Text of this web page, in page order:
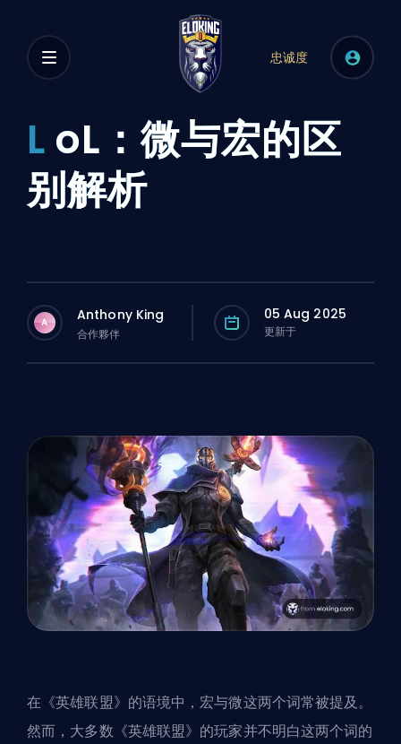
忠诚度
L oL：微与宏的区
别解析
A Anthony King
合作夥伴
05 Aug 2025
更新于
在《英雄联盟》的语境中，宏与微这两个词常被提及。
然而，大多数《英雄联盟》的玩家并不明白这两个词的